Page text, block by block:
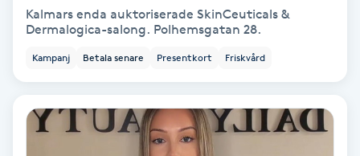
Fillers
Fotmassage
Fotsvamp
Kalmars enda auktoriserade SkinCeuticals &
Dermalogica-salong. Polhemsgatan 28.
Kampanj Betala senare Presentkort Friskvård